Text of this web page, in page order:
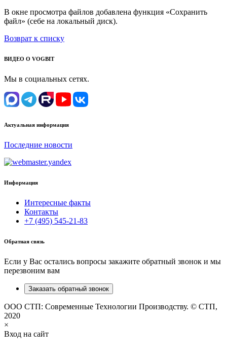
В окне просмотра файлов добавлена функция «Сохранить
файл» (себе на локальный диск).
Возврат к списку
ВИДЕО О VOGBIT
Мы в социальных сетях.
Актуальная информация
Последние новости
Информация
Интересные факты
Контакты
+7 (495) 545-21-83
Обратная связь
Если у Вас остались вопросы закажите обратный звонок и мы
перезвоним вам
Заказать обратный звонок
ООО СТП: Современные Технологии Производству. © СТП,
2020
×
Вход на сайт